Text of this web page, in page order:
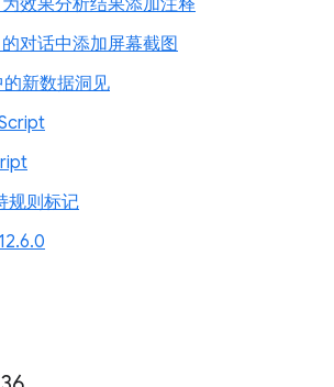
效果分析结果添加注释
对话中添加屏幕截图
的新数据洞见
规则标记